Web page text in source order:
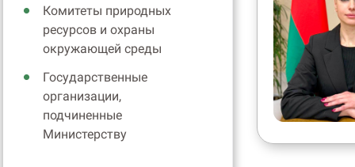
Комитеты природных
ресурсов и охраны
окружающей среды
Государственные
организации,
подчиненные
Министерству